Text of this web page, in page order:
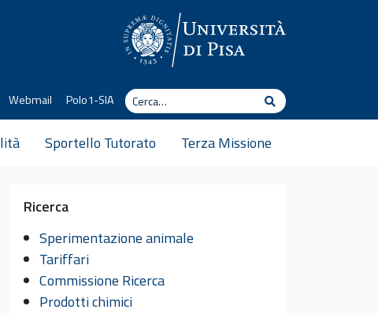
Webmail Polo1-SIA
Cerca
Cerca
Sportello Tutorato Terza Missione
Ricerca
Sperimentazione animale
Tariffari
Commissione Ricerca
Prodotti chimici